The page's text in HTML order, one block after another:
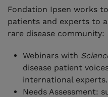
Fondation Ipsen works
patients and experts to
rare disease community:
Webinars with
disease patient
international experts.
Needs Assessment: